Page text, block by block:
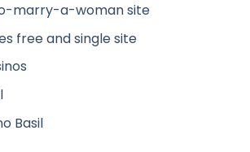
marry-a-woman site
free and single site
Basil